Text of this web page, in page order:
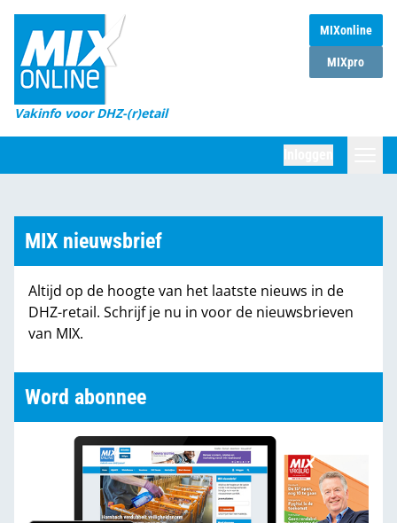
MIXonline
MIXpro
Vakinfo voor DHZ-(r)etail
Home
Magazines
DHZ Sessie
Marktcijfers
Partners
MIX nieuwsbrief
Altijd op de hoogte van het laatste nieuws in de
DHZ-retail. Schrijf je nu in voor de nieuwsbrieven
van MIX.
Word abonnee